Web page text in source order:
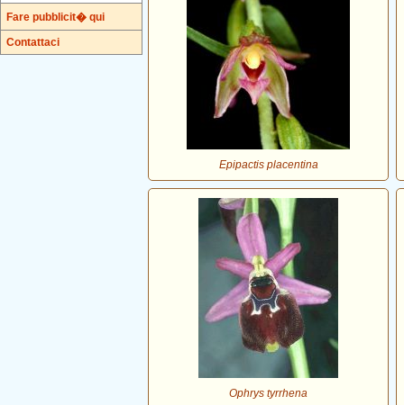
Fare pubblicit� qui
Contattaci
Epipactis placentina
Ophrys tyrrhena